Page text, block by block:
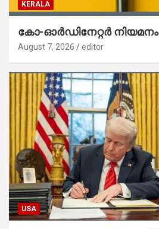
KERALA
കോ-ഓർഡിനേറ്റർ നിയമനം
August 7, 2026 editor
USA